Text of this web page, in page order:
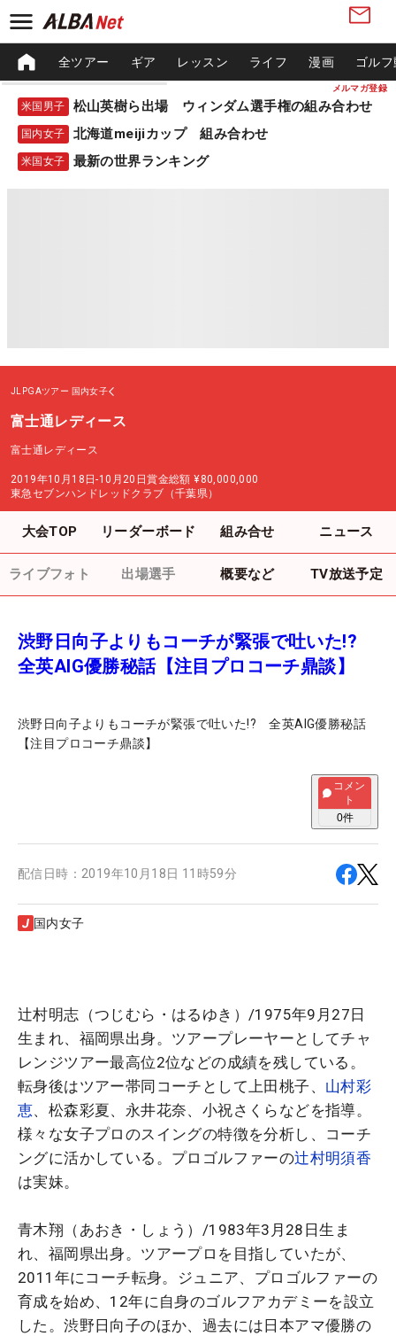
メルマガ登録
全ツアー ギア レッスン ライフ 漫画 ゴル
米国男子 松山英樹ら出場 ウィンダム選手権の組み合わせ
国内女子 北海道meijiカップ 組み合わせ
米国女子 最新の世界ランキング
JLPGAツアー 国内女子
富士通レディース
富士通レディース
2019年10月18日-10月20日賞金総額 ¥80,000,000
東急セブンハンドレッドクラブ（千葉県）
大会TOP リーダーボード 組み合せ ニュース
ライブフォト 出場選手 概要など TV放送予定
渋野日向子よりもコーチが緊張で吐いた!?
全英AIG優勝秘話【注目プロコーチ鼎談】
渋野日向子よりもコーチが緊張で吐いた!? 全英AIG優勝秘話
【注目プロコーチ鼎談】
コメン
ト
0件
配信日時： 2019年10月18日 11時59分
国内女子
辻村明志（つじむら・はるゆき）/1975年9月27日
生まれ、福岡県出身。ツアープレーヤーとしてチャ
レンジツアー最高位2位などの成績を残している。
転身後はツアー帯同コーチとして上田桃子、 山村彩
恵、松森彩夏、永井花奈、小祝さくらなどを指導。
様々な女子プロのスイングの特徴を分析し、コーチ
ングに活かしている。プロゴルファーの辻村明須香
は実妹。
青木翔（あおき・しょう）/1983年3月28日生ま
れ、福岡県出身。ツアープロを目指していたが、
2011年にコーチ転身。ジュニア、プロゴルファーの
育成を始め、12年に自身のゴルフアカデミーを設立
した。渋野日向子のほか、過去には日本アマ優勝の